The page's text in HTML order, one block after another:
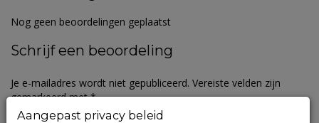
Nog geen beoordelingen geplaatst
Schrijf een beoordeling
Je e-mailadres wordt niet gepubliceerd. Vereiste velden zijn
gemarkeerd met*
Aangepast privacy beleid